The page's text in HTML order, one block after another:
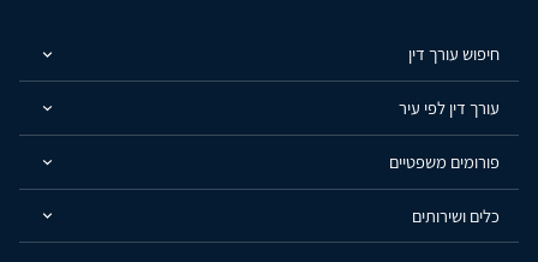
חיפוש עורך דין
עורך דין לפי עיר
פורומים משפטיים
כלים ושירותים